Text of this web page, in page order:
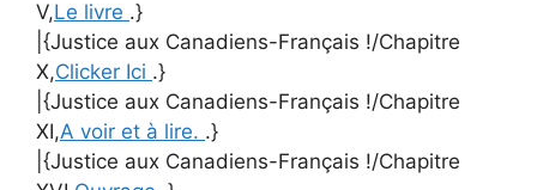
V,Le livre .}
|{Justice aux Canadiens-Français !/Chapitre
X,Clicker Ici .}
|{Justice aux Canadiens-Français !/Chapitre
XI,A voir et à lire. .}
|{Justice aux Canadiens-Français !/Chapitre